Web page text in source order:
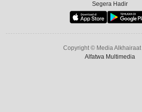
Segera Hadir
Copyright © Media
Alfatwa Multimedia